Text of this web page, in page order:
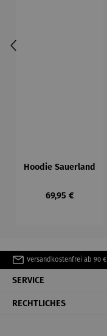
Hoodie Sauerland
Regulärer Preis:
69,95 €
Versandkostenfrei ab 90 €
SERVICE
RECHTLICHES